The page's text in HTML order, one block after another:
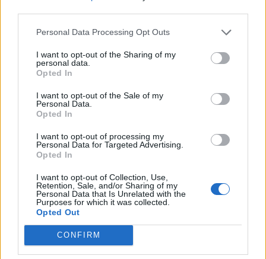
Personal Data Processing Opt Outs
I want to opt-out of the Sharing of my
personal data.
Opted In
I want to opt-out of the Sale of my
Personal Data.
Opted In
I want to opt-out of processing my
Personal Data for Targeted Advertising.
Opted In
I want to opt-out of Collection, Use,
Retention, Sale, and/or Sharing of my
Personal Data that Is Unrelated with the
Purposes for which it was collected.
Opted Out
CONFIRM
Μουσική, τραγούδι και χορός στη
Λέσχη Αξιωματικών από τον
Ελληνικό Ερυθρό Σταυρό και την
ΡΕΠΟΡΤΑΖ ΔΡΑΣΕΙΣ
Στο Πανελλήνιον έκθεση
σύνδεσης του σήμερα της
Μια έκθεση διοργανωμένη από τον
Εμπορικό Σύλλογο Μυτιλήνης
ΜΟΥΣΙΚΗ
Η γιορτή της τράτας ζωντάνεψε
ξανά στη Σκάλα Πολιχνίτου
Η αναπαράσταση του παλιού
αλιευτικού εθίμου, οι
παραδοσιακοί χοροί και η μουσική